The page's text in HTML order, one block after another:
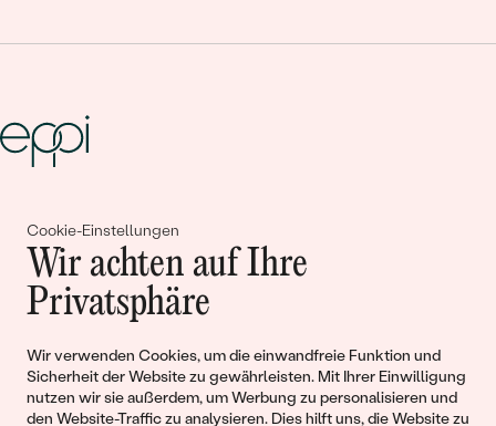
Cookie-Einstellungen
Wir achten auf Ihre
Privatsphäre
Wir verwenden Cookies, um die einwandfreie Funktion und
Sicherheit der Website zu gewährleisten. Mit Ihrer Einwilligung
nutzen wir sie außerdem, um Werbung zu personalisieren und
den Website-Traffic zu analysieren. Dies hilft uns, die Website zu
Gemeinsam erschaffen wir
Geschichten von Schönheit und
Liebe
Begleiten Sie uns!